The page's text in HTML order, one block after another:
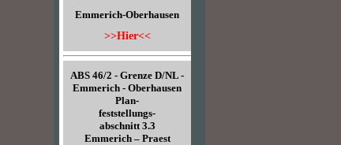
Emmerich-Oberhausen
>>Hier<<
ABS 46/2 - Grenze D/NL -
Emmerich - Oberhausen
Plan-
feststellungs-
abschnitt 3.3
Emmerich – Praest